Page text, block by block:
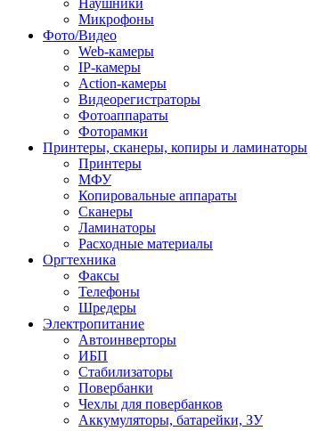
Наушники
Микрофоны
Фото/Видео
Web-камеры
IP-камеры
Action-камеры
Видеорегистраторы
Фотоаппараты
Фоторамки
Принтеры, сканеры, копиры и ламинаторы
Принтеры
МФУ
Копировальные аппараты
Сканеры
Ламинаторы
Расходные материалы
Оргтехника
Факсы
Телефоны
Шредеры
Электропитание
Автоинверторы
ИБП
Стабилизаторы
Повербанки
Чехлы для повербанков
Аккумуляторы, батарейки, ЗУ